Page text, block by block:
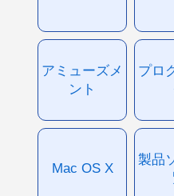
アミューズメ
ント
プロ
Mac OS X
製品